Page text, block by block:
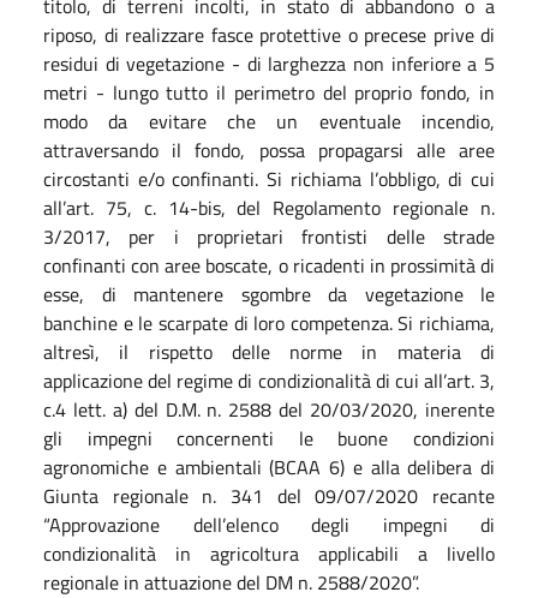
riposo, di realizzare fasce protettive o precese prive di
residui di vegetazione - di larghezza non inferiore a 5
metri - lungo tutto il perimetro del proprio fondo, in
modo da evitare che un eventuale incendio,
attraversando il fondo, possa propagarsi alle aree
circostanti e/o confinanti. Si richiama l’obbligo, di cui
all’art. 75, c. 14-bis, del Regolamento regionale n.
3/2017, per i proprietari frontisti delle strade
confinanti con aree boscate, o ricadenti in prossimità di
esse, di mantenere sgombre da vegetazione le
banchine e le scarpate di loro competenza. Si richiama,
altresì, il rispetto delle norme in materia di
applicazione del regime di condizionalità di cui all’art. 3,
c.4 lett. a) del D.M. n. 2588 del 20/03/2020, inerente
gli impegni concernenti le buone condizioni
agronomiche e ambientali (BCAA 6) e alla delibera di
Giunta regionale n. 341 del 09/07/2020 recante
“Approvazione dell’elenco degli impegni di
condizionalità in agricoltura applicabili a livello
regionale in attuazione del DM n. 2588/2020”.